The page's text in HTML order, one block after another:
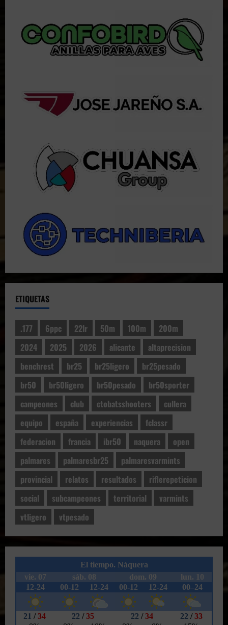
ETIQUETAS
.177 6ppc 22lr 50m 100m
200m
2024
2025 2026 alicante
altaprecision
benchrest
br25 br25ligero
br25pesado
br50
br50ligero br50pesado
br50sporter
campeones
club ctobatsshooters
cullera
equipo
españa experiencias
fclassr
federacion
francia ibr50 naquera
open
palmares
palmaresbr25
palmaresvarmints
provincial
relatos resultados
riflerepeticion
social
subcampeones territorial
varmints
vtligero
vtpesado